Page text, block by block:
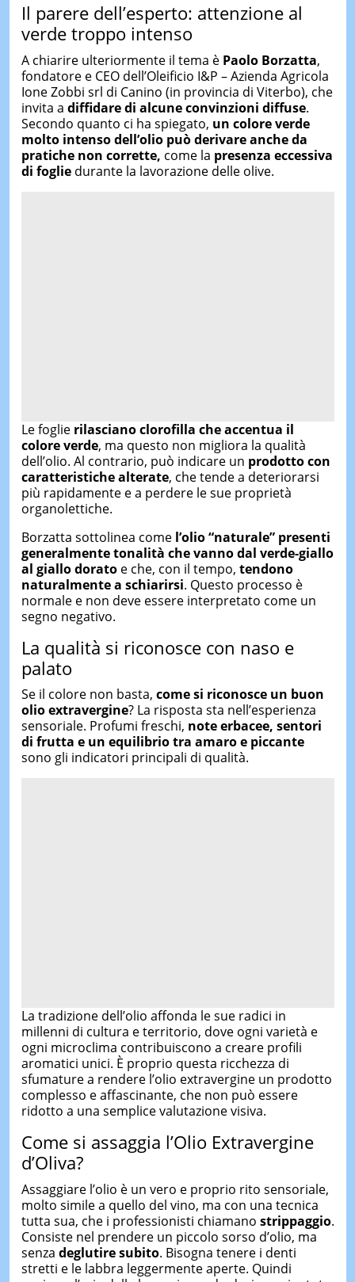
Il parere dell’esperto: attenzione al
verde troppo intenso
A chiarire ulteriormente il tema è Paolo Borzatta,
fondatore e CEO dell’Oleificio I&P – Azienda Agricola
Ione Zobbi srl di Canino (in provincia di Viterbo), che
invita a diffidare di alcune convinzioni diffuse.
Secondo quanto ci ha spiegato, un colore verde
molto intensodell’olio può derivare anche da
pratiche non corrette, come la presenza eccessiva
di fogliedurante la lavorazione delle olive.
Le foglie rilasciano clorofilla che accentua il
colore verde, ma questo non migliora la qualità
dell’olio. Al contrario, può indicare un prodotto con
caratteristiche alterate, che tende a deteriorarsi
più rapidamente e a perdere le sue proprietà
organolettiche.
Borzatta sottolinea come l’olio “naturale” presenti
generalmente tonalità che vanno dal verde-giallo
al giallo doratoe che, con il tempo, tendono
naturalmente a schiarirsi. Questo processo è
normale e non deve essere interpretato come un
segno negativo.
La qualità si riconosce con naso e
palato
Se il colore non basta, come si riconosce un buon
olio extravergine? La risposta sta nell’esperienza
sensoriale. Profumi freschi, note erbacee, sentori
di frutta e un equilibrio tra amaro e piccante
sono gli indicatori principali di qualità.
La tradizione dell’olio affonda le sue radici in
millenni di cultura e territorio, dove ogni varietà e
ogni microclima contribuiscono a creare profili
aromatici unici. È proprio questa ricchezza di
sfumature a rendere l’olio extravergine un prodotto
complesso e affascinante, che non può essere
ridotto a una semplice valutazione visiva.
Come si assaggia l’Olio Extravergine
d’Oliva?
Assaggiare l’olio è un vero e proprio rito sensoriale,
molto simile a quello del vino, ma con una tecnica
tutta sua, che i professionisti chiamano strippaggio.
Consiste nel prendere un piccolo sorso d’olio, ma
senza deglutire subito. Bisogna tenere i denti
stretti e le labbra leggermente aperte. Quindi